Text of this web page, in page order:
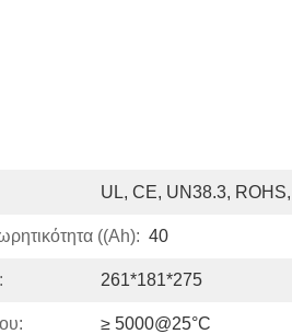
UL, CE, UN38.3,
((Ah): 40
261*181*275
≥ 5000@25°C